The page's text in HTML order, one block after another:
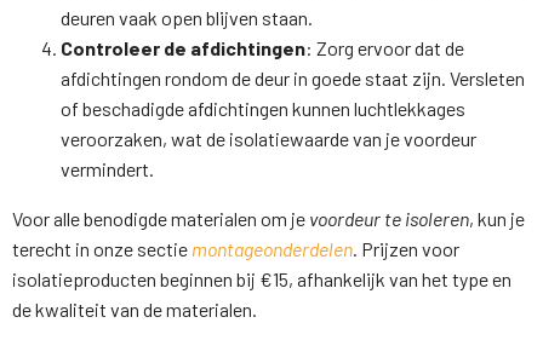
deuren vaak open blijven staan.
Controleer de afdichtingen: Zorg ervoor dat de
afdichtingen rondom de deur in goede staat zijn. Versleten
of beschadigde afdichtingen kunnen luchtlekkages
veroorzaken, wat de isolatiewaarde van je voordeur
vermindert.
Voor alle benodigde materialen om je voordeur te isoleren, kun je
terecht in onze sectie montageonderdelen. Prijzen voor
isolatieproducten beginnen bij €15, afhankelijk van het type en
de kwaliteit van de materialen.